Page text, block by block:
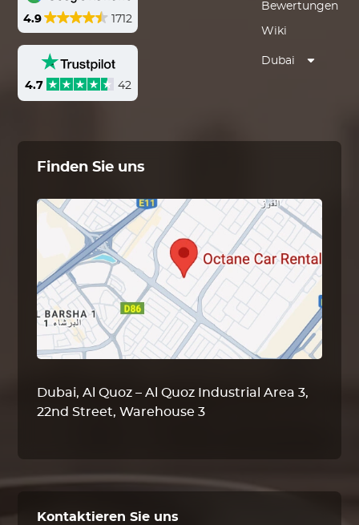
4.9 1712
4.7 42
Bewertungen
Wiki
Dubai
Finden Sie uns
Dubai, Al Quoz – Al Quoz Industrial Area 3,
22nd Street, Warehouse 3
Kontaktieren Sie uns